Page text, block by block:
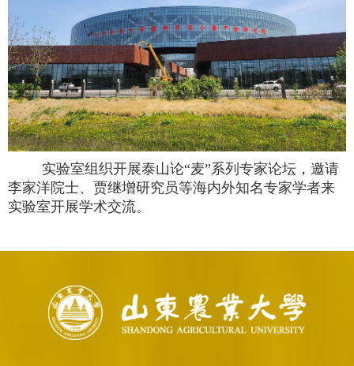
实验室组织开展泰山论“麦”系列专家论坛，邀请
李家洋院士、贾继增研究员等海内外知名专家学者来
实验室开展学术交流。